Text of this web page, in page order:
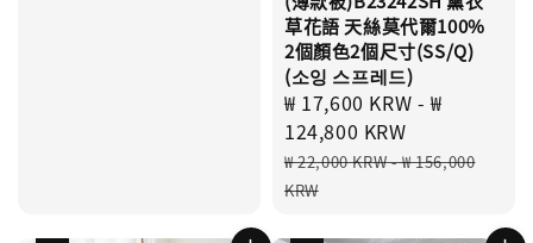
草花語 天絲莫代爾100%
2個顏色2個尺寸(SS/Q)
(소잉 스프레드)
Sale
price
₩ 17,600 KRW -₩
124,800 KRW
Regular
price
₩ 22,000 KRW-₩ 156,000
KRW